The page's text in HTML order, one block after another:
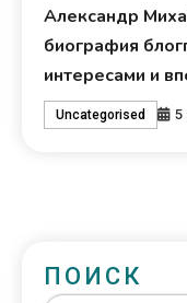
Александр
биография
интересами и
Uncategorised 5
ПОИСК